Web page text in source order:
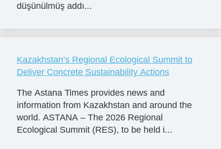
düşünülmüş addı...
Kazakhstan’s Regional Ecological Summit to
Deliver Concrete Sustainability Actions
The Astana Times provides news and
information from Kazakhstan and around the
world. ASTANA – The 2026 Regional
Ecological Summit (RES), to be held i...